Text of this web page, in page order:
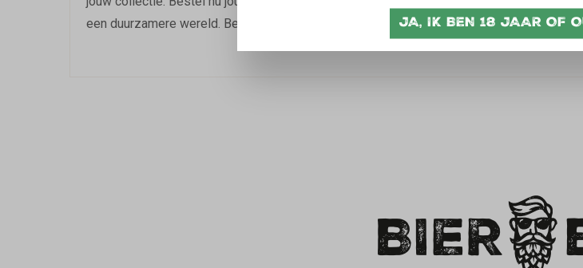
een duurzamere wereld. Bestel vandaag nog en laat zien dat jij een echte BierBink bent!
JA, IK BEN 18 JAAR OF